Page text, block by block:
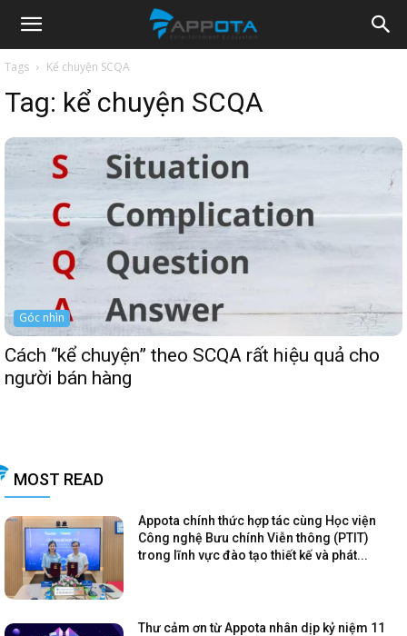
Appota
News
Tags Kể chuyện SCQA
Tag: kể chuyện SCQA
Góc nhìn
Cách “kể chuyện” theo SCQA rất hiệu quả cho
người bán hàng
MOST READ
Appota chính thức hợp tác cùng Học viện
Công nghệ Bưu chính Viễn thông (PTIT)
trong lĩnh vực đào tạo thiết kế và phát...
Thư cảm ơn từ Appota nhân dịp kỷ niệm 11